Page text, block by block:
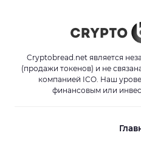
Cryptobread.net является
(продажи токенов) и не
компанией ICO. Наш
финансовым или